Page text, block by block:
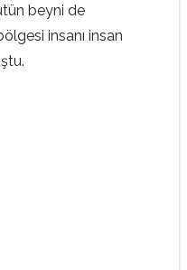
beyni de
insanı insan